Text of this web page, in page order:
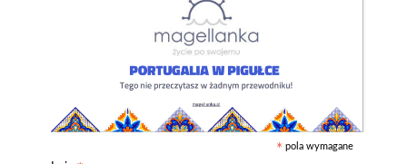
* pola wymagane